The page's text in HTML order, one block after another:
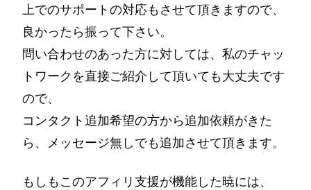
上でのサポートの対応もさせて頂きますので、
良かったら振って下さい。
問い合わせのあった方に対しては、私のチャッ
トワークを直接ご紹介して頂いても大丈夫です
ので、
コンタクト追加希望の方から追加依頼がきた
ら、メッセージ無しでも追加させて頂きます。
もしもこのアフィリ支援が機能した暁には、